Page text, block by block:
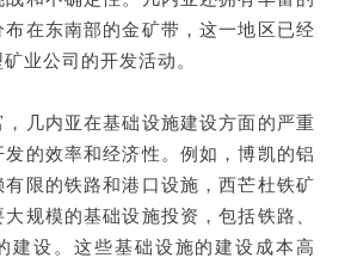
在东南部的金矿带，这一地区已经
业公司的开发活动。
，几内亚在基础设施建设方面的严重
的效率和经济性。例如，博凯的铝
有限的铁路和港口设施，西芒杜铁矿
规模的基础设施投资，包括铁路、
建设。这些基础设施的建设成本高